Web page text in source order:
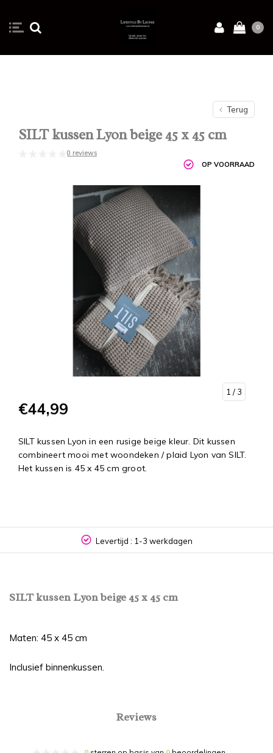
0
Terug
SILT kussen Lyon beige 45 x 45 cm
0 reviews
OP VOORRAAD
1 / 3
€44,99
SILT kussen Lyon in een rusige beige kleur. Dit kussen
combineert mooi met woondeken / plaid Lyon van SILT.
Het kussen is 45 x 45 cm groot.
Levertijd : 1-3 werkdagen
SILT kussen Lyon beige 45 x 45 cm
Maten: 45 x 45 cm
Inclusief binnenkussen.
Reviews